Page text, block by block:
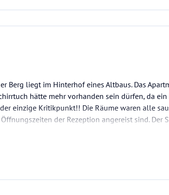
Berg liegt im Hinterhof eines Altbaus. Das
hätte mehr vorhanden sein dürfen, da ein
einzige Kritikpunkt!! Die Räume waren alle
der Rezeption angereist sind. Der